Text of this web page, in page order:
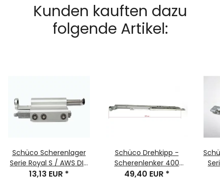
Kunden kauften dazu
folgende Artikel:
Schüco Scherenlager
Serie Royal S / AWS DIN
RS EV1 Nr. 219946
13,13 EUR *
Schüco Drehkipp -
Scherenlenker 400
Serie Royal S EV1 DIN LS
49,40 EUR *